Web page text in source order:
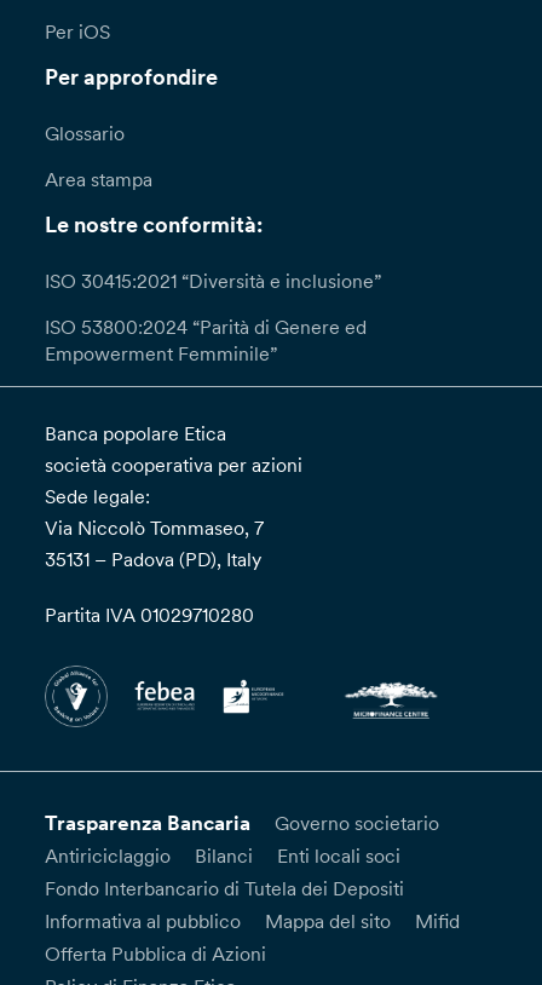
Per iOS
Per approfondire
Glossario
Area stampa
Le nostre conformità:
ISO 30415:2021 “Diversità e inclusione”
ISO 53800:2024 “Parità di Genere ed
Empowerment Femminile”
Banca popolare Etica
società cooperativa per azioni
Sede legale:
Via Niccolò Tommaseo, 7
35131 – Padova (PD), Italy
Partita IVA 01029710280
Trasparenza Bancaria
Governo societario
Antiriciclaggio
Bilanci
Enti locali soci
Fondo Interbancario di Tutela dei Depositi
Informativa al pubblico
Mappa del sito
Mifid
Offerta Pubblica di Azioni